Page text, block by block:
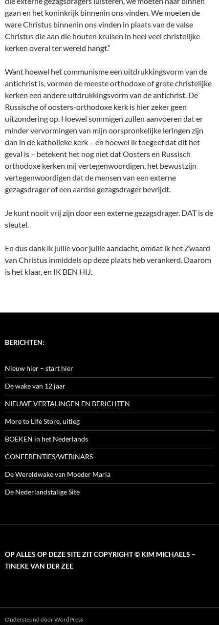
gaan en het koninkrijk binnenin ons vinden. We moeten de
ware Christus binnenin ons vinden in plaats van de valse
Christus die aan die houten kruisen in heel veel christelijke
kerken overal ter wereld hangt.”
Want hoewel het communisme een uitdrukkingsvorm van de
antichrist is, vormen de meeste orthodoxe of grote christelijke
kerken een andere uitdrukkingsvorm van de antichrist. De
Russische of oosters-orthodoxe kerk is hier zeker geen
uitzondering op. Hoewel sommigen zullen aanvoeren dat er
minder vervormingen van mijn oorspronkelijke leringen zijn
dan in de katholieke kerk – en hoewel ik toegeef dat dit het
geval is – betekent het nog niet dat Oosters en Russisch
orthodoxe kerken mij vertegenwoordigen, het bewustzijn
vertegenwoordigen dat de mensen van een externe
gezagsdrager of een aardse gezagsdrager bevrijdt.
Je kunt nooit vrij zijn door een externe gezagsdrager. DAT is de
sleutel.
En dus dank ik jullie voor jullie aandacht, omdat ik het Zwaard
van Christus inmiddels op deze plaats heb verankerd. Daarom
is het klaar, en IK BEN HIJ.
BERICHTEN:
Nieuw hier – start hier
De wake van 12 jaar
NIEUWE VERTALINGEN EN BERICHTEN
More to Life Store, uitleg
BOEKEN in het Nederlands
CONFERENTIES/WEBINARS
De Wereldwake van Moeder Maria
De Nederlandstalige Site
OP ALLES OP DEZE SITE ZIT COPYRIGHT © KIM MICHAELS –
TINEKE VAN DER ZEE
Ondersteund door WordPress